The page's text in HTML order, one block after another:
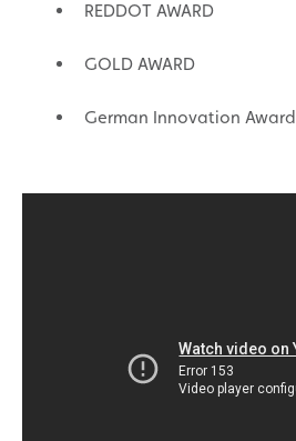
REDDOT AWARD
GOLD AWARD
German Innovation Award